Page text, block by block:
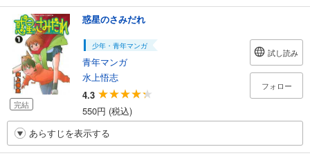
完結
惑星のさみだれ
少年・青年マンガ
青年マンガ
水上悟志
4.3
550円 (税込)
試し読み
フォロー
あらすじを表示する